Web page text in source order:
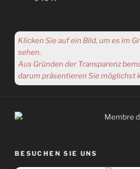
Klicken Sie auf ein Bild, um es im
sehen.
Aus Gründen der Transparenz
darum präsentieren Sie möglichst
Membre
BESUCHEN SIE UNS